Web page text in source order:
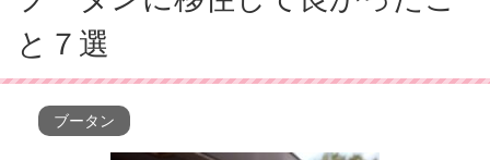
と７選
ブータン